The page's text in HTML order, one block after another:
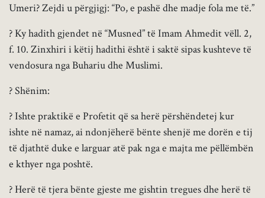
Umeri? Zejdi u përgjigj: “Po, e pashë dhe madje fola me të.”
? Ky hadith gjendet në “Musned” të Imam Ahmedit vëll. 2,
f. 10. Zinxhiri i këtij hadithi është i saktë sipas kushteve të
vendosura nga Buhariu dhe Muslimi.
? Shënim:
? Ishte praktikë e Profetit që sa herë përshëndetej kur
ishte në namaz, ai ndonjëherë bënte shenjë me dorën e tij
të djathtë duke e larguar atë pak nga e majta me pëllëmbën
e kthyer nga poshtë.
? Herë të tjera bënte gjeste me gishtin tregues dhe herë të